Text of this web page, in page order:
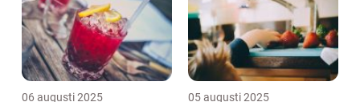
06 augusti 2025 05 augusti 2025